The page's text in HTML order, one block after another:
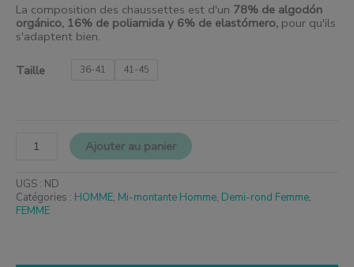
La composition des chaussettes est d'un 78% de algodón
orgánico, 16% de poliamida y 6% de elastómero, pour qu'ils
s'adaptent bien.
Taille 36-41 41-45
Ajouter au panier
UGS : ND
Catégories : HOMME, Mi-montante Homme, Demi-rond Femme,
FEMME